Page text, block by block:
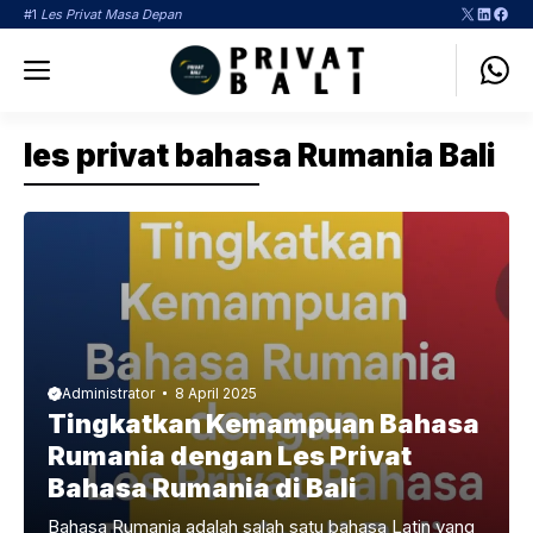
Langsung
#1 Les Privat Masa Depan X
Menu
les privat bahasa Rumania Bali
Administrator 8 April 2025
Tingkatkan Kemampuan Bahasa
Rumania dengan Les Privat
Bahasa Rumania di Bali
Bahasa Rumania adalah salah satu bahasa Latin yang